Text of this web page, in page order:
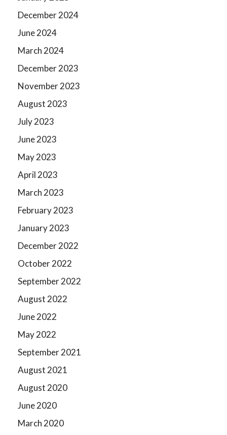
December 2024
June 2024
March 2024
December 2023
November 2023
August 2023
July 2023
June 2023
May 2023
April 2023
March 2023
February 2023
January 2023
December 2022
October 2022
September 2022
August 2022
June 2022
May 2022
September 2021
August 2021
August 2020
June 2020
March 2020